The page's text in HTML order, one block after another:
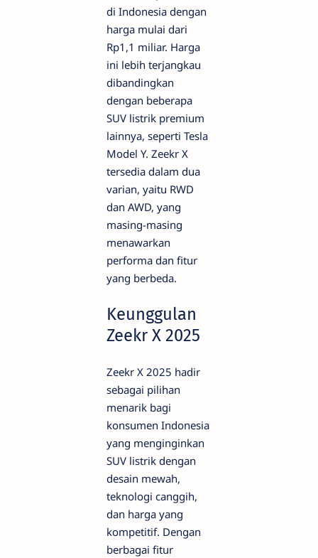
di Indonesia dengan
harga mulai dari
Rp1,1 miliar. Harga
ini lebih terjangkau
dibandingkan
dengan beberapa
SUV listrik premium
lainnya, seperti Tesla
Model Y. Zeekr X
tersedia dalam dua
varian, yaitu RWD
dan AWD, yang
masing-masing
menawarkan
performa dan fitur
yang berbeda.
Keunggulan
Zeekr X 2025
Zeekr X 2025 hadir
sebagai pilihan
menarik bagi
konsumen Indonesia
yang menginginkan
SUV listrik dengan
desain mewah,
teknologi canggih,
dan harga yang
kompetitif. Dengan
berbagai fitur